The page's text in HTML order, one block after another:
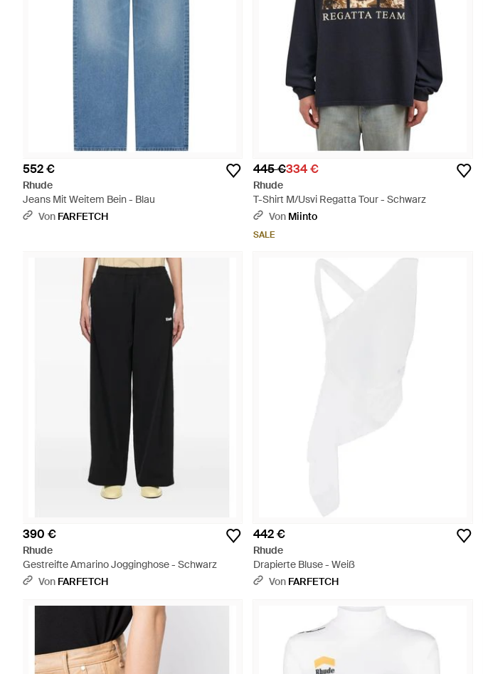
552 €
Rhude
Jeans Mit Weitem Bein - Blau
Von FARFETCH
445 €334 €
Rhude
T-Shirt M/Usvi Regatta Tour - Schwarz
Von Miinto
SALE
390 €
Rhude
Gestreifte Amarino Jogginghose - Schwarz
Von FARFETCH
442 €
Rhude
Drapierte Bluse - Weiß
Von FARFETCH